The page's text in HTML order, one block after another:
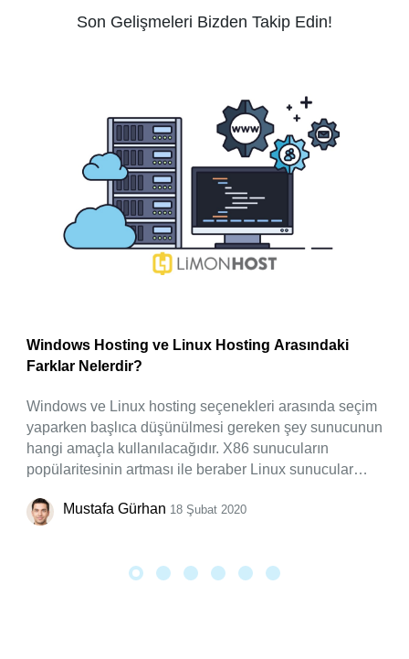
Son Gelişmeleri Bizden Takip Edin!
Windows Hosting ve Linux Hosting Arasındaki
Farklar Nelerdir?
Windows ve Linux hosting seçenekleri arasında seçim
yaparken başlıca düşünülmesi gereken şey sunucunun
hangi amaçla kullanılacağıdır. X86 sunucuların
popülaritesinin artması ile beraber Linux sunucular
dağıtımları da her ne kadar giderek daha fazl kişi
Mustafa Gürhan 18 Şubat 2020